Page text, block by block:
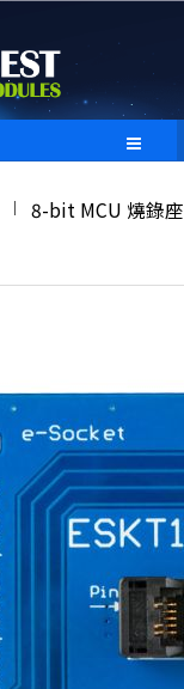
8-bit MCU 燒錄座